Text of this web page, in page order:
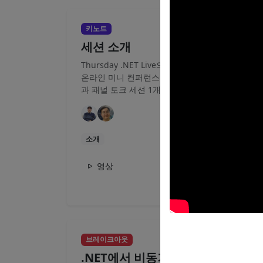
키노트
세션 소개
Thursday .NET Live의 세션을 소개합니다. 이번
온라인 미니 컨퍼런스는 총 4명의 발표자의 세션
과 패널 토크 세션 1개로...
소개
영상
브레이크아웃
.NET에서 비동기 프로그래밍 배우